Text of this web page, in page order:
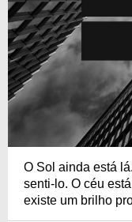
O Sol ainda está
senti-lo. O céu
existe um brilho